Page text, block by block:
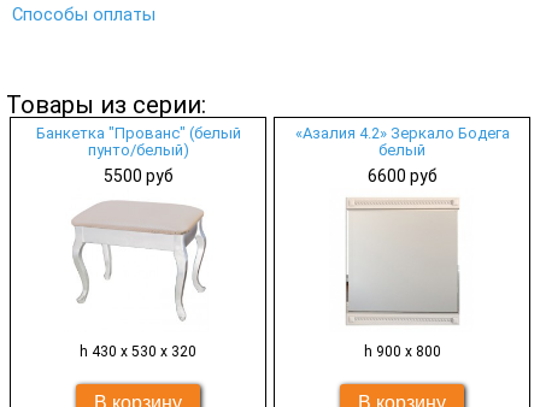
Способы оплаты
Товары из серии:
Банкетка "Прованс" (белый
пунто/белый)
5500 руб
h 430 х 530 х 320
«Азалия 4.2» Зеркало Бодега
белый
6600 руб
h 900 х 800